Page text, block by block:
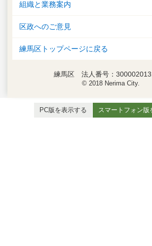
組織と業務案内
区政へのご意見
練馬区トップページに戻る
練馬区 法人番号：
© 2018 Nerima City.
PC版を表示する スマートフォン版